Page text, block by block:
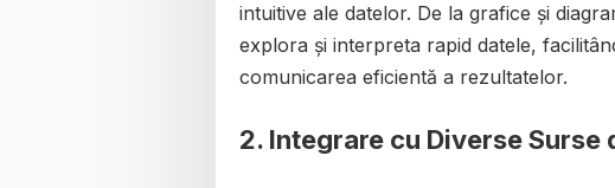
intuitive ale datelor. De la grafice și
explora și interpreta rapid datele,
comunicarea eficientă a rezultatelor.
2. Integrare cu Diverse Surse